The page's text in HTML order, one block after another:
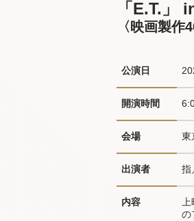
「E.T.」
〈映画製作
公演日
開演時間
会場 東
出演者 指
内容
の